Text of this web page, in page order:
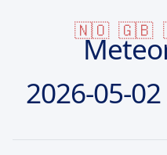
🇳🇴 🇬🇧
2026-05-02